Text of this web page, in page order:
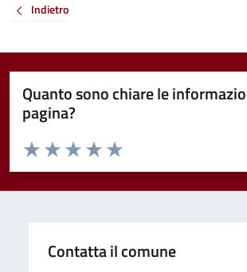
Indietro
Quanto sono chiare le
pagina?
Valuta da 1 a 5 stelle la pagina
Valuta 5 stelle su 5
Valuta 4 stelle su 5
Valuta 3 stelle su 5
Valuta 2 stelle su 5
Valuta 1 stelle su 5
Contatta il comune